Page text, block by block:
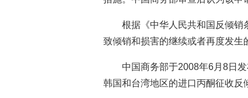
根据《中华人民共和国反倾销
致倾销和损害的继续或者再度发生
中国商务部于2008年6月8日
韩国和台湾地区的进口丙酮征收